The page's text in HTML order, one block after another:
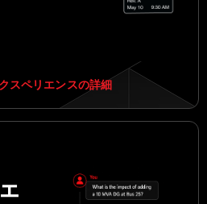
スペリエンスの詳細